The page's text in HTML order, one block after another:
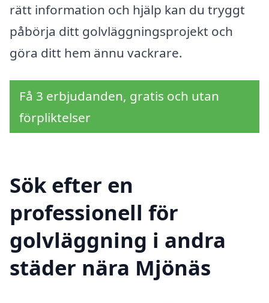
rätt information och hjälp kan du tryggt
påbörja ditt golvläggningsprojekt och
göra ditt hem ännu vackrare.
Få 3 erbjudanden, gratis och utan
förpliktelser
Sök efter en
professionell för
golvläggning i andra
städer nära Mjönäs